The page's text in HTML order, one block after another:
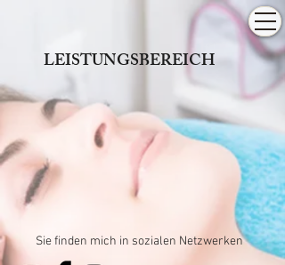
LEISTUNGSBEREICH
Sie finden mich in sozialen Netzwerken